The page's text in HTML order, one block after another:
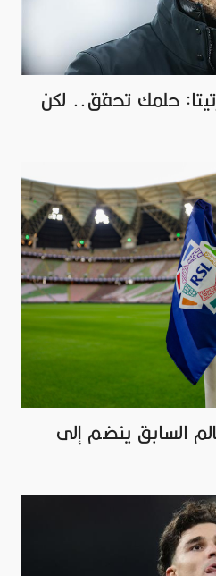
حلمك تحقق.. لكن
السابق ينضم إلى